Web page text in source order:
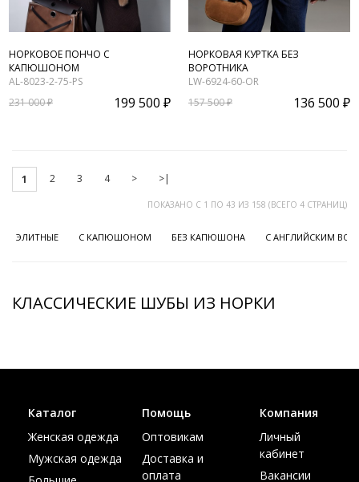
НОРКОВОЕ ПОНЧО С
КАПЮШОНОМ
AL-8023-2-75-PS
231 000 ₽
199 500 ₽
НОРКОВАЯ КУРТКА БЕЗ
ВОРОТНИКА
LW-6924-60-OR
157 500 ₽
136 500 ₽
1 2 3 4 > >|
ПОКАЗАНО С 1 ПО 43 ИЗ 158 (ВСЕГО 4 СТРАНИЦ)
ЭЛИТНЫЕ С КАПЮШОНОМ БЕЗ КАПЮШОНА С АНГЛИЙСКИМ
КЛАССИЧЕСКИЕ ШУБЫ ИЗ НОРКИ
Каталог
Женская одежда
Мужская одежда
Помощь
Оптовикам
Доставка и
оплата
Компания
Личный
кабинет
Вакансии